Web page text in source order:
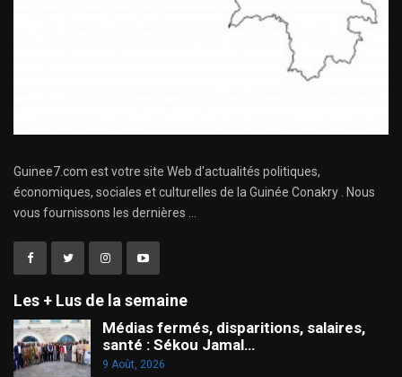
Guinee7.com est votre site Web d'actualités politiques,
économiques, sociales et culturelles de la Guinée Conakry . Nous
vous fournissons les dernières ...
Les + Lus de la semaine
Médias fermés, disparitions, salaires,
santé : Sékou Jamal…
9 Août, 2026